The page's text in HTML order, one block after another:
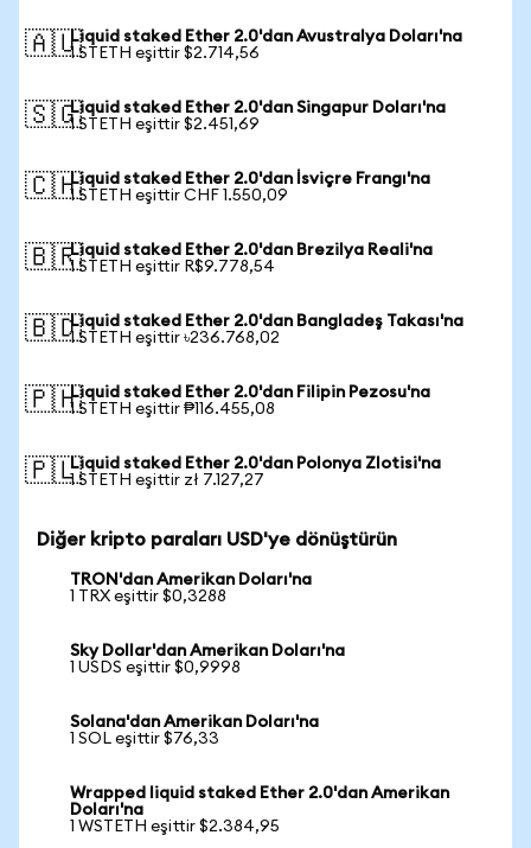
🇦🇺Liquid staked Ether 2.0'dan Avustralya Doları'na
1 STETH eşittir $2.714,56
🇸🇬Liquid staked Ether 2.0'dan Singapur Doları'na
1 STETH eşittir $2.451,69
🇨🇭Liquid staked Ether 2.0'dan İsviçre Frangı'na
1 STETH eşittir CHF 1.550,09
🇧🇷Liquid staked Ether 2.0'dan Brezilya Reali'na
1 STETH eşittir R$9.778,54
🇧🇩Liquid staked Ether 2.0'dan Bangladeş Takası'na
1 STETH eşittir ৳236.768,02
🇵🇭Liquid staked Ether 2.0'dan Filipin Pezosu'na
1 STETH eşittir ₱116.455,08
🇵🇱Liquid staked Ether 2.0'dan Polonya Zlotisi'na
1 STETH eşittir zł 7.127,27
Diğer kripto paraları USD'ye dönüştürün
TRON'dan Amerikan Doları'na
1 TRX eşittir $0,3288
Sky Dollar'dan Amerikan Doları'na
1 USDS eşittir $0,9998
Solana'dan Amerikan Doları'na
1 SOL eşittir $76,33
Wrapped liquid staked Ether 2.0'dan Amerikan
Doları'na
1 WSTETH eşittir $2.384,95